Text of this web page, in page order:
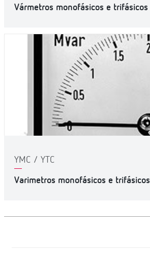
Vármetros monofásicos e trifásicos
YMC / YTC
Varimetros monofásicos e trifásicos